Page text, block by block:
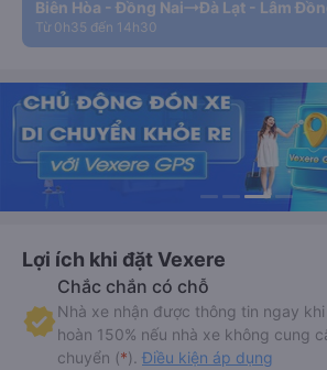
Biên Hòa - Đồng Nai Đà Lạt - Lâm
Từ 0h35 đến 14h30
Lợi ích khi đặt Vexere
Chắc chắn có chỗ
Nhà xe nhận được thông tin ngay
hoàn 150% nếu nhà xe không cung
chuyển (*). Điều kiện áp dụng